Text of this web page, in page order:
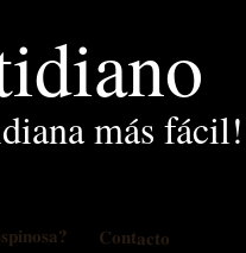
más fácil!
Contacto